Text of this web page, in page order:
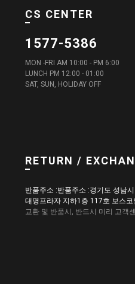
CS CENTER
1577-5386
MON -FRI AM 10:00 - PM 6:00
LUNCH PM 12:00 - 01:00
SAT, SUN, HOLIDAY OFF
RETURN /
반품주소 :반품주소 :경기도 성남
대명프라자 지하1층 117호 보스코
교환 및 반품시, 반드시 미리 고객